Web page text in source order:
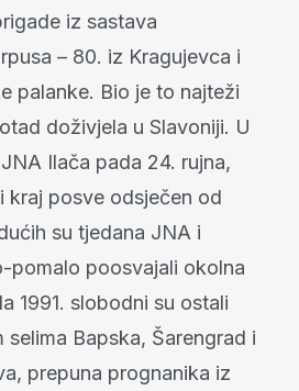
iz sastava
– 80. iz Kragujevca i
palanke. Bio je to najteži
doživjela u Slavoniji. U
Ilača pada 24. rujna,
kraj posve odsječen od
su tjedana JNA i
pomalo poosvajali okolna
1991. slobodni su ostali
selima Bapska, Šarengrad i
prepuna prognanika iz